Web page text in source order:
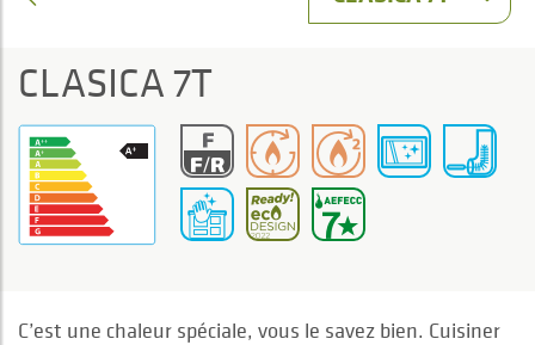
CLASICA 7T
C’est une chaleur spéciale, vous le savez bien. Cuisiner